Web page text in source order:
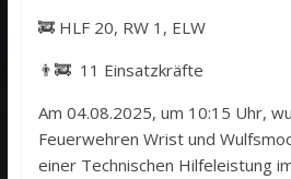
🚒 HLF 20, RW 1, ELW
👨‍🚒 11 Einsatzkräfte
Am 04.08.2025, um 10:15 Uhr,
Feuerwehren Wrist und
einer Technischen Hilfeleistung